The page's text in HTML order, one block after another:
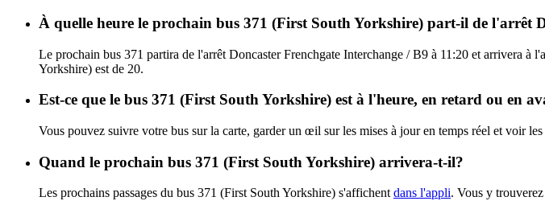
À quelle heure le prochain bus 371 (First South Yorkshire) part-il de l'arrêt
Le prochain bus 371 partira de l'arrêt Doncaster Frenchgate Interchange / B9 à 11:20 et arrivera
Yorkshire) est de 20.
Est-ce que le bus 371 (First South Yorkshire) est à l'heure, en retard ou en
Vous pouvez suivre votre bus sur la carte, garder un œil sur les mises à jour en temps réel et voir
Quand le prochain bus 371 (First South Yorkshire) arrivera-t-il?
Les prochains passages du bus 371 (First South Yorkshire) s'affichent dans l'appli. Vous y